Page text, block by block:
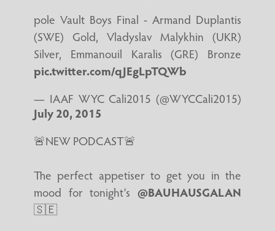
pole Vault Boys Final - Armand Duplantis
(SWE) Gold, Vladyslav Malykhin (UKR)
Silver, Emmanouil Karalis (GRE) Bronze
pic.twitter.com/qJEgLpTQWb
— IAAF WYC Cali2015 (@WYCCali2015)
July 20, 2015
🚨NEW PODCAST🚨
The perfect appetiser to get you in the
mood for tonight’s @BAUHAUSGALAN
🇸🇪